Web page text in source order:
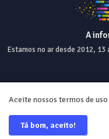
A
Estamos no ar desde 2012,
Desde 2012 💯
Home About
Aceite nossos termos de
Tá bom, aceito!